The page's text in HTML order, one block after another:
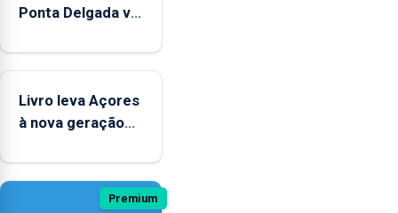
Ponta Delgada vai
novos
Livro leva Açores
à nova geração
Premium